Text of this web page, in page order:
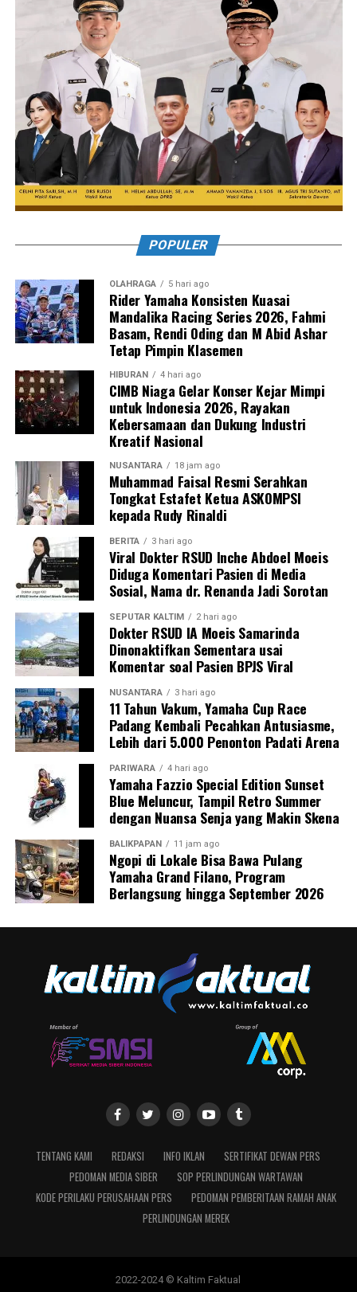
POPULER
OLAHRAGA 5 hari ago
Rider Yamaha Konsisten Kuasai
Mandalika Racing Series 2026, Fahmi
Basam, Rendi Oding dan M Abid Ashar
Tetap Pimpin Klasemen
HIBURAN 4 hari ago
CIMB Niaga Gelar Konser Kejar Mimpi
untuk Indonesia 2026, Rayakan
Kebersamaan dan Dukung Industri
Kreatif Nasional
NUSANTARA 18 jam ago
Muhammad Faisal Resmi Serahkan
Tongkat Estafet Ketua ASKOMPSI
kepada Rudy Rinaldi
BERITA 3 hari ago
Viral Dokter RSUD Inche Abdoel Moeis
Diduga Komentari Pasien di Media
Sosial, Nama dr. Renanda Jadi Sorotan
SEPUTAR KALTIM 2 hari ago
Dokter RSUD IA Moeis Samarinda
Dinonaktifkan Sementara usai
Komentar soal Pasien BPJS Viral
NUSANTARA 3 hari ago
11 Tahun Vakum, Yamaha Cup Race
Padang Kembali Pecahkan Antusiasme,
Lebih dari 5.000 Penonton Padati Arena
PARIWARA 4 hari ago
Yamaha Fazzio Special Edition Sunset
Blue Meluncur, Tampil Retro Summer
dengan Nuansa Senja yang Makin Skena
BALIKPAPAN 11 jam ago
Ngopi di Lokale Bisa Bawa Pulang
Yamaha Grand Filano, Program
Berlangsung hingga September 2026
TENTANG KAMI REDAKSI INFO IKLAN
SERTIFIKAT DEWAN PERS
PEDOMAN MEDIA SIBER
SOP PERLINDUNGAN WARTAWAN
KODE PERILAKU PERUSAHAAN PERS
PEDOMAN PEMBERITAAN RAMAH ANAK
PERLINDUNGAN MEREK
2022-2024 © Kaltim Faktual